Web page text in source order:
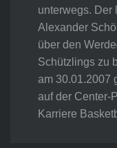
unterwegs. Der
Alexander
über den
Schützlings zu
am 30.01.2007
auf der Center-
Karriere